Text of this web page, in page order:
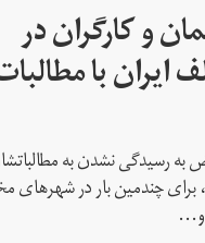
و کارگران در
با
به رسیدگی نشدن به
برای چندمین بار در